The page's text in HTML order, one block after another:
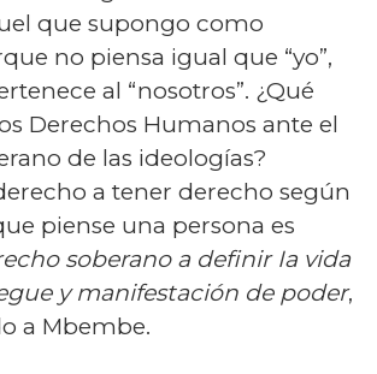
que supongo como
no piensa igual que “yo”,
al “nosotros”. ¿Qué
Derechos Humanos ante el
de las ideologías?
a tener derecho según
piense una persona es
soberano a definir Ia vida
y manifestación de poder,
a Mbembe.